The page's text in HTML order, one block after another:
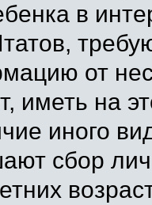
в
от
иметь на
иного
сбор